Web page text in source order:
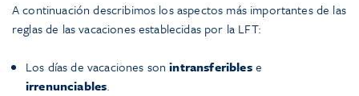
A continuación describimos los aspectos más importantes de las
reglas de las vacaciones establecidas por la LFT:
Los días de vacaciones sonintransferiblese
irrenunciables.